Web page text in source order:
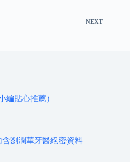
NEXT
編貼心推薦）
劉潤華牙醫絕密資料